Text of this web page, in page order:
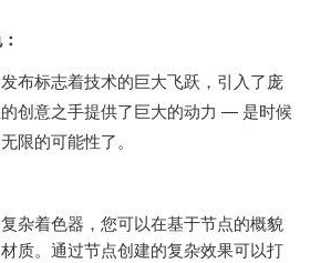
布标志着技术的巨大飞跃，引入了庞
创意之手提供了巨大的动力 — 是时候
限的可能性了。
杂着色器，您可以在基于节点的概貌
质。通过节点创建的复杂效果可以打